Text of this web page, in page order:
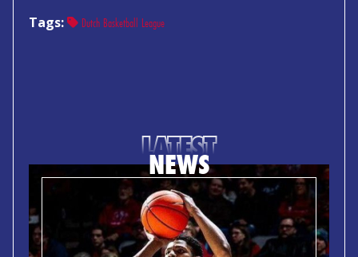
Tags:
Dutch Basketball League
LATEST
NEWS